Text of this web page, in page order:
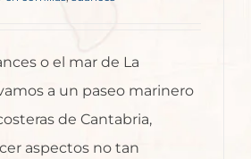
o el mar de La
a un paseo marinero
de Cantabria,
aspectos no tan